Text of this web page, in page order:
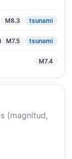
M8.3 tsunami
M7.5 tsunami
M7.4
(magnitud,